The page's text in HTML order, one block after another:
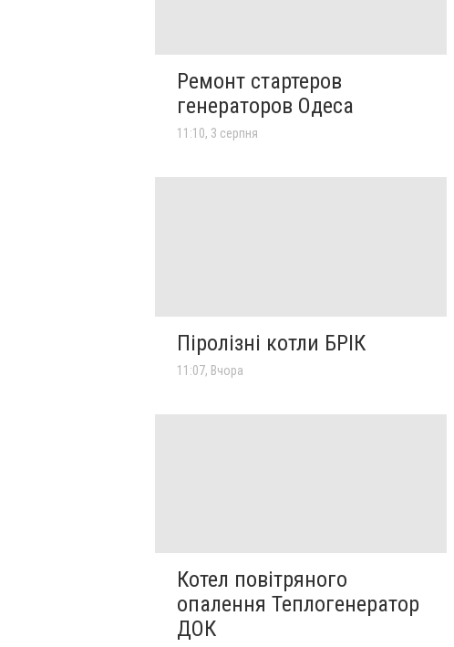
Ремонт стартеров
генераторов Одеса
11:10, 3 серпня
Піролізні котли БРІК
11:07, Вчора
Котел повітряного
опалення Теплогенератор
ДОК